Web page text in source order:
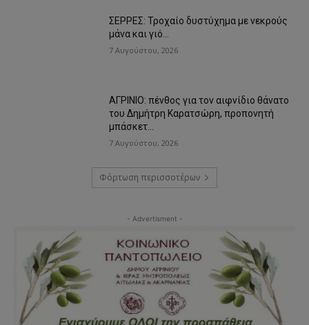
ΣΕΡΡΕΣ: Τροχαίο δυστύχημα με νεκρούς
μάνα και γιό…
7 Αυγούστου, 2026
ΑΓΡΙΝΙΟ: πένθος για τον αιφνίδιο θάνατο
του Δημήτρη Καρατσώρη, προπονητή
μπάσκετ…
7 Αυγούστου, 2026
Φόρτωση περισσοτέρων
- Advertisment -